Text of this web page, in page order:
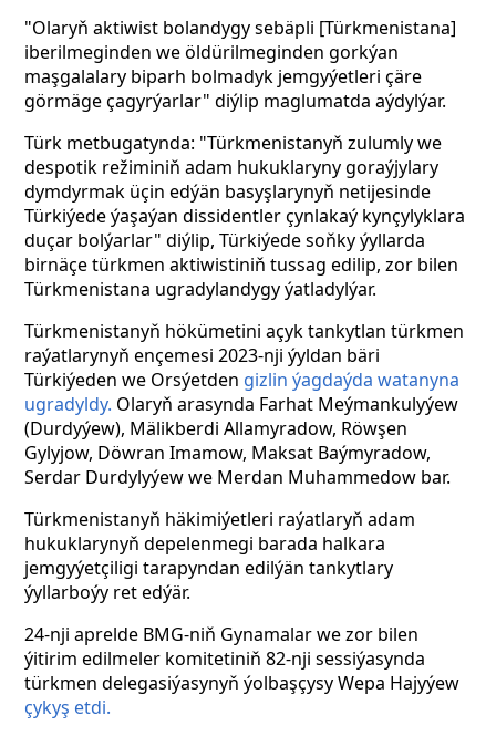
"Olaryň aktiwist bolandygy sebäpli [Türkmenistana]
iberilmeginden we öldürilmeginden gorkýan
maşgalalary biparh bolmadyk jemgyýetleri çäre
görmäge çagyrýarlar" diýlip maglumatda aýdylýar.
Türk metbugatynda: "Türkmenistanyň zulumly we
despotik režiminiň adam hukuklaryny goraýjylary
dymdyrmak üçin edýän basyşlarynyň netijesinde
Türkiýede ýaşaýan dissidentler çynlakaý kynçylyklara
duçar bolýarlar" diýlip, Türkiýede soňky ýyllarda
birnäçe türkmen aktiwistiniň tussag edilip, zor bilen
Türkmenistana ugradylandygy ýatladylýar.
Türkmenistanyň hökümetini açyk tankytlan türkmen
raýatlarynyň ençemesi 2023-nji ýyldan bäri
Türkiýeden we Orsýetden gizlin ýagdaýda watanyna
ugradyldy. Olaryň arasynda Farhat Meýmankulyýew
(Durdyýew), Mälikberdi Allamyradow, Röwşen
Gylyjow, Döwran Imamow, Maksat Baýmyradow,
Serdar Durdylyýew we Merdan Muhammedow bar.
Türkmenistanyň häkimiýetleri raýatlaryň adam
hukuklarynyň depelenmegi barada halkara
jemgyýetçiligi tarapyndan edilýän tankytlary
ýyllarboýy ret edýär.
24-nji aprelde BMG-niň Gynamalar we zor bilen
ýitirim edilmeler komitetiniň 82-nji sessiýasynda
türkmen delegasiýasynyň ýolbaşçysy Wepa Hajyýew
çykyş etdi.